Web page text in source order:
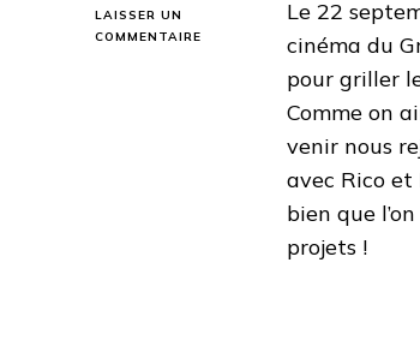
LAISSER UN
COMMENTAIRE
NANARLAND
Le 22
cinéma du
pour griller
Comme on
venir nous
avec Rico
bien que
projets !